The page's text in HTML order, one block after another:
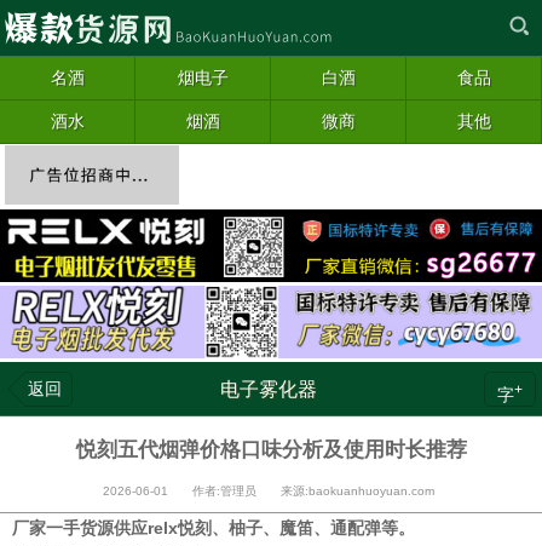
名酒 烟电子 白酒 食品
酒水 烟酒 微商 其他
返回 电子雾化器 字+
悦刻五代烟弹价格口味分析及使用时长推荐
2026-06-01 作者:管理员 来源:baokuanhuoyuan.com
厂家一手货源供应relx悦刻、柚子、魔笛、通配弹等。